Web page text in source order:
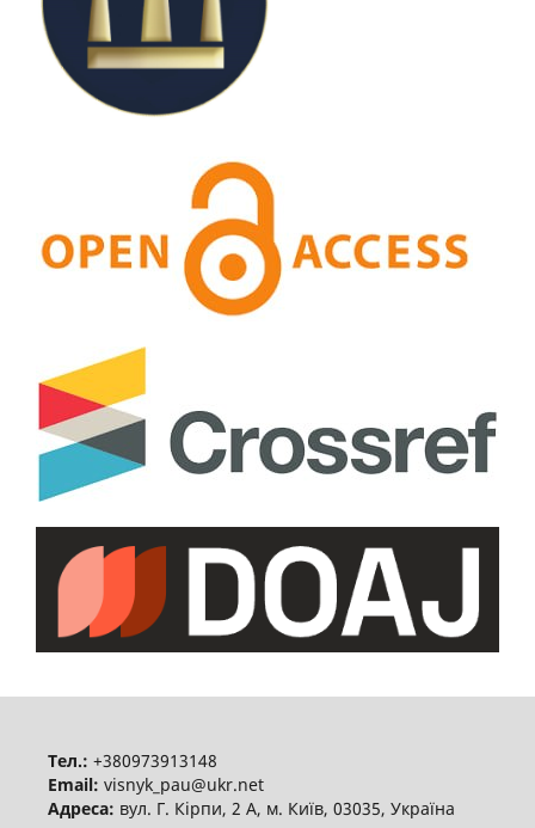
Тел.: +380973913148
Email: visnyk_pau@ukr.net
Адреса: вул. Г. Кірпи, 2 А, м. Київ, 03035, Україна